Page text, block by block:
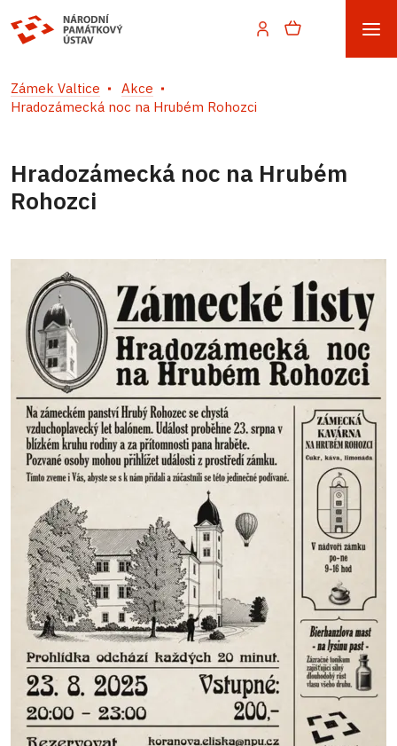
Zámek Valtice
Akce
Hradozámecká noc na Hrubém Rohozci
Hradozámecká noc na Hrubém
Rohozci